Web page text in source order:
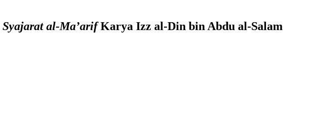
Syajarat al-Ma’arifKarya Izz al-Din bin Abdu al-Salam